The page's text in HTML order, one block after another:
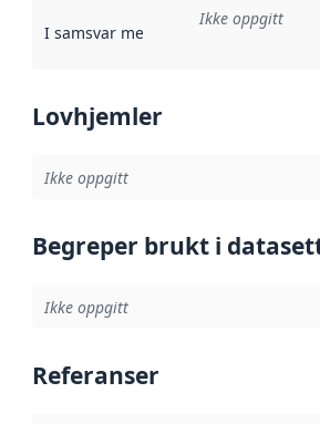
I samsvar med Referanse til en
Ikke oppgitt
Lovhjemler
Ikke oppgitt
Begreper brukt i
Ikke oppgitt
Referanser